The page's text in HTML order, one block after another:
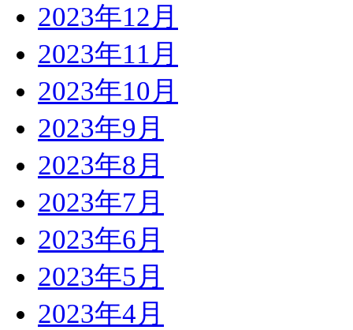
2023年12月
2023年11月
2023年10月
2023年9月
2023年8月
2023年7月
2023年6月
2023年5月
2023年4月